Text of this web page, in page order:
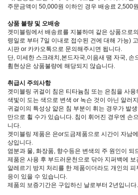
주문금액이 50,000원 이하인 경우 배송료 2,500
상품 불량 및 오배송
겟미블링에서 배송료를 지불하며 같은 상품으로
령일로 부터 7일 이내로 접수된 건에 대해 가능)
시판 or 카카오톡으로 문의해주시면 됩니다.
단, 미세한 스크래치,본드자국,이음새 땜 자국, 손
휨현상은 상품불량에 해당되지 않습니다.
취급시 주의사항
겟미블링 귀걸이 침은 티타늄침 또는 은침을 사
색빛이 도는 색으로 변색 or 녹슨 것이 아닌 알러
귀걸이의 특성상 얇은 침 부분이 휘는 경우가 발
만으로 휠 수가 있습니다. 침이 휘어진 경우엔 손
니다.
겟미블링 제품은 은or도금제품으로 시간이 자남
상입니다.
염분과 물, 화장품, 향수등은 변색의 주 원인이 되
제품은 사용 후 부드러운천으로 닦아 지퍼백에 보
알레르기 방지 처리를 한 제품이더라도 개인의
응이 있을 수 있습니다.
제품의 보증기간은 구입하신 날로부터 2년입니다.